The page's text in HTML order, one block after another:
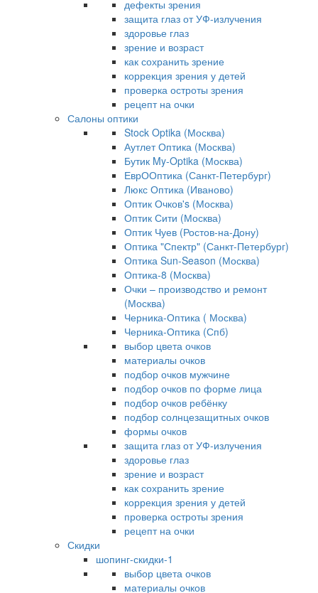
дефекты зрения
защита глаз от УФ-излучения
здоровье глаз
зрение и возраст
как сохранить зрение
коррекция зрения у детей
проверка остроты зрения
рецепт на очки
Салоны оптики
Stock Optika (Москва)
Аутлет Оптика (Москва)
Бутик My-Optika (Москва)
ЕврООптика (Санкт-Петербург)
Люкс Оптика (Иваново)
Оптик Очков's (Москва)
Оптик Сити (Москва)
Оптик Чуев (Ростов-на-Дону)
Оптика "Спектр" (Санкт-Петербург)
Оптика Sun-Season (Москва)
Оптика-8 (Москва)
Очки – производство и ремонт
(Москва)
Черника-Оптика ( Москва)
Черника-Оптика (Спб)
выбор цвета очков
материалы очков
подбор очков мужчине
подбор очков по форме лица
подбор очков ребёнку
подбор солнцезащитных очков
формы очков
защита глаз от УФ-излучения
здоровье глаз
зрение и возраст
как сохранить зрение
коррекция зрения у детей
проверка остроты зрения
рецепт на очки
Скидки
шопинг-скидки-1
выбор цвета очков
материалы очков